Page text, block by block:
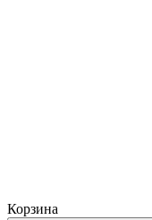
Корзина